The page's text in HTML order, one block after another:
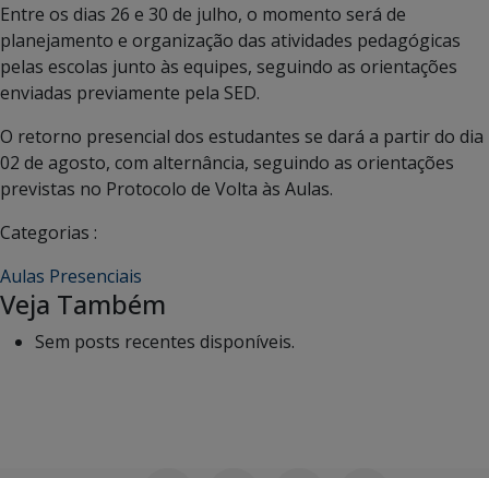
Entre os dias 26 e 30 de julho, o momento será de
planejamento e organização das atividades pedagógicas
pelas escolas junto às equipes, seguindo as orientações
enviadas previamente pela SED.
O retorno presencial dos estudantes se dará a partir do dia
02 de agosto, com alternância, seguindo as orientações
previstas no Protocolo de Volta às Aulas.
Categorias :
Aulas Presenciais
Veja Também
Sem posts recentes disponíveis.